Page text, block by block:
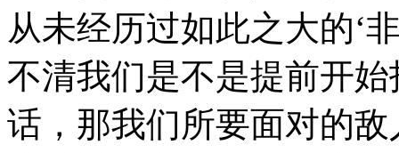
从未经历过如此之大的‘
不清我们是不是提前开
话，那我们所要面对的